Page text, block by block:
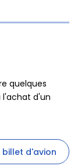
quelques
d'un
d'avion